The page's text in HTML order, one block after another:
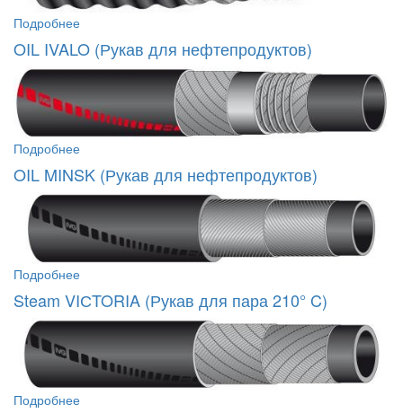
Подробнее
OIL IVALO (Рукав для нефтепродуктов)
Подробнее
OIL MINSK (Рукав для нефтепродуктов)
Подробнее
Steam VIСTORIA (Рукав для пара 210° C)
Подробнее